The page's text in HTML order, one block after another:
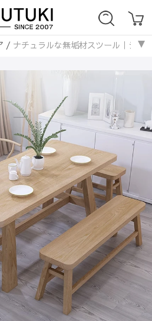
/ ナチュラルな無垢材スツール｜シ
ナチュラルな無垢材スツール｜シン
ュラルな無垢材スツール｜シンプル
ナチュラルな無垢材スツール｜シン